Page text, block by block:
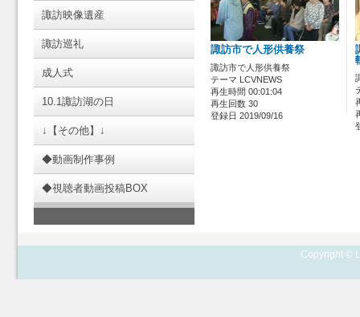
諏訪映像遺産
諏訪巡礼
成人式
10.1諏訪湖の日
↓【その他】↓
◆動画制作事例
◆視聴者動画投稿BOX
諏訪市で人形供養祭
諏訪市で人形供養祭
テーマ LCVNEWS
再生時間 00:01:04
再生回数 30
登録日 2019/09/16
Copyright ©